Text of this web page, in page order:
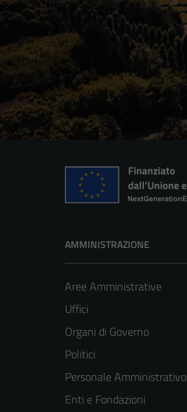
AMMINISTRAZIONE
Aree Amministrative
Uffici
Organi di Governo
Politici
Personale Amministrativo
Enti e Fondazioni